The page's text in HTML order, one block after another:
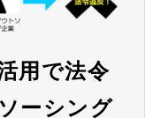
用で法令
ーシング